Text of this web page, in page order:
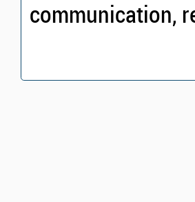
communication,